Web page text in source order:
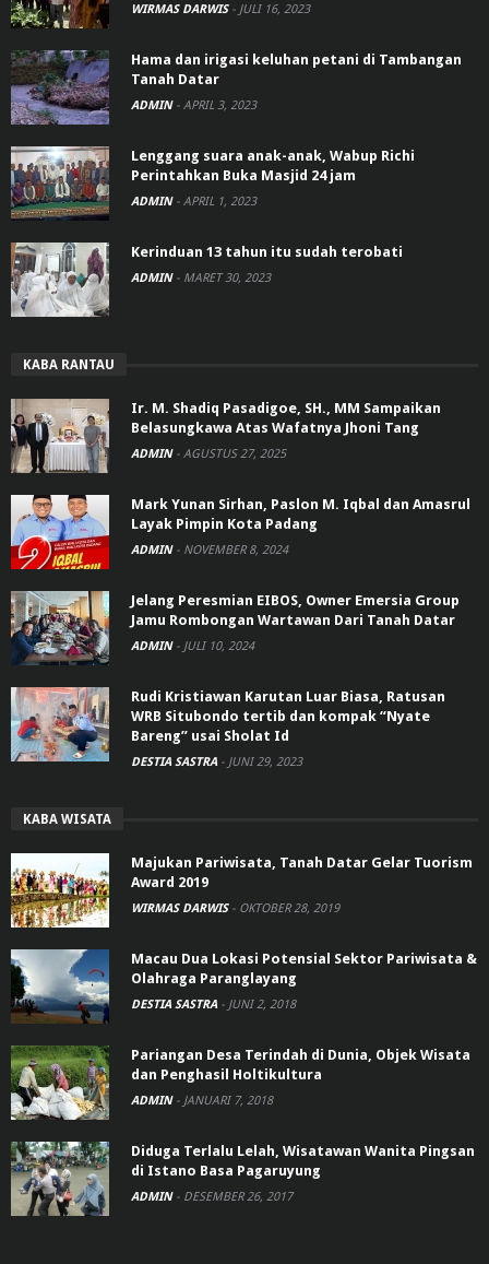
WIRMAS DARWIS - JULI 16, 2023
Hama dan irigasi keluhan petani di Tambangan
Tanah Datar
ADMIN - APRIL 3, 2023
Lenggang suara anak-anak, Wabup Richi
Perintahkan Buka Masjid 24 jam
ADMIN - APRIL 1, 2023
Kerinduan 13 tahun itu sudah terobati
ADMIN - MARET 30, 2023
KABA RANTAU
Ir. M. Shadiq Pasadigoe, SH., MM Sampaikan
Belasungkawa Atas Wafatnya Jhoni Tang
ADMIN - AGUSTUS 27, 2025
Mark Yunan Sirhan, Paslon M. Iqbal dan Amasrul
Layak Pimpin Kota Padang
ADMIN - NOVEMBER 8, 2024
Jelang Peresmian EIBOS, Owner Emersia Group
Jamu Rombongan Wartawan Dari Tanah Datar
ADMIN - JULI 10, 2024
Rudi Kristiawan Karutan Luar Biasa, Ratusan
WRB Situbondo tertib dan kompak “Nyate
Bareng” usai Sholat Id
DESTIA SASTRA - JUNI 29, 2023
KABA WISATA
Majukan Pariwisata, Tanah Datar Gelar Tuorism
Award 2019
WIRMAS DARWIS - OKTOBER 28, 2019
Macau Dua Lokasi Potensial Sektor Pariwisata &
Olahraga Paranglayang
DESTIA SASTRA - JUNI 2, 2018
Pariangan Desa Terindah di Dunia, Objek Wisata
dan Penghasil Holtikultura
ADMIN - JANUARI 7, 2018
Diduga Terlalu Lelah, Wisatawan Wanita Pingsan
di Istano Basa Pagaruyung
ADMIN - DESEMBER 26, 2017